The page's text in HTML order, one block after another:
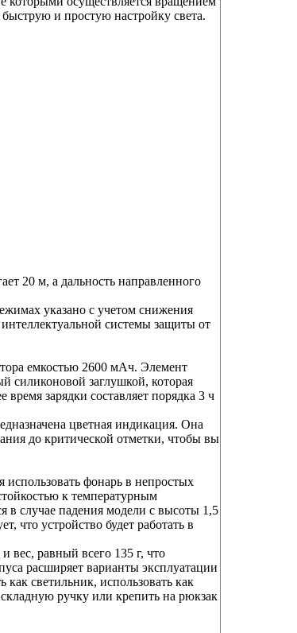
и простую настройку света.
20 м, а дальность направленного
указано с учетом снижения
интеллектуальной системы защиты от
емкостью 2600 мАч. Элемент
силиконовой заглушкой, которая
зарядки составляет порядка 3 ч
цветная индикация. Она
до критической отметки, чтобы вы
использовать фонарь в непростых
к температурным
в случае падения модели с высоты 1,5
что устройство будет работать в
равный всего 135 г, что
расширяет варианты эксплуатации
светильник, использовать как
ручку или крепить на рюкзак